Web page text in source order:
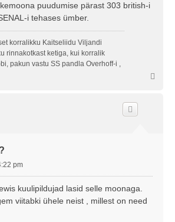
puudumise pärast 303 british-i
i tehases ümber.
korralikku Kaitseliidu Viljandi
rinnakotkast ketiga, kui korralik
pakun vastu SS pandla Overhoff-i ,
pm
kuulipildujad lasid selle moonaga.
viitabki ühele neist , millest on need